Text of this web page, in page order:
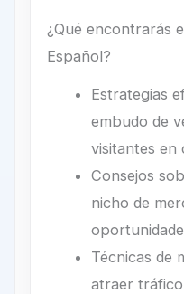
¿Qué encontrarás
Español?
Estrategias
embudo de
visitantes en
Consejos
nicho de
Técnicas de
atraer